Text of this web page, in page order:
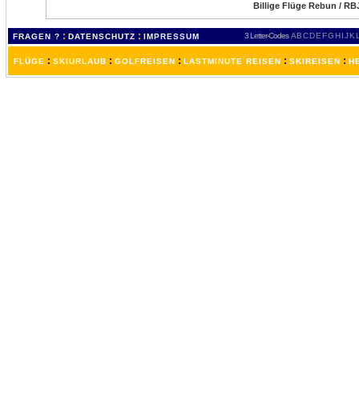
Billige Flüge Rebun /
FRAGEN ? : DATENSCHUTZ : IMPRESSUM 3 Letter-Codes ABCDEFGH IJKL
FLÜGE : SKIURLAUB : GOLFREISEN : LASTMINUTE REISEN : SKIREISEN :